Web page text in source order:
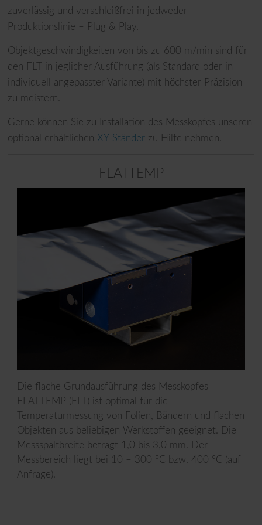
zuverlässig und verschleißfrei in jedweder
Produktionslinie – Plug & Play.
Objektgeschwindigkeiten von bis zu 600 m/min sind für
den FLT in jeglicher Ausführung (als Standard oder in
individuell angepasster Variante) mit höchster Präzision
zu meistern.
Gerne können Sie zu Installation des Messkopfes unseren
optional erhältlichen XY-Ständer zu Hilfe nehmen.
FLATTEMP
Die flache Grundausführung des Messkopfes
FLATTEMP (FLT) ist optimal für die
Temperaturmessung von Folien, Bändern und flachen
Objekten aus beliebigen Werkstoffen geeignet. Die
Messspaltbreite beträgt 1,0 bis 3,0 mm. Der
Messbereich liegt bei 10 – 300 °C bzw. 400 °C (auf
Anfrage).